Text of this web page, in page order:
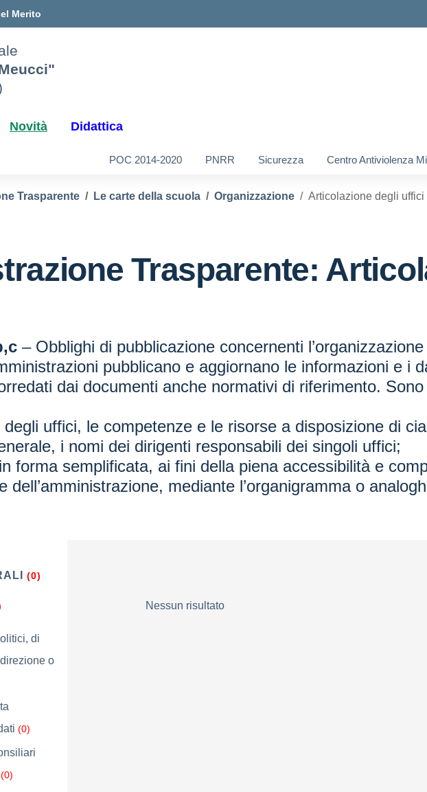
Merito
Novità Didattica
POC 2014-2020 PNRR Sicurezza Centro Antiviolenza
Trasparente Le carte della scuola Organizzazione Articolazione degli uffici
Trasparente:
– Obblighi di pubblicazione concernenti
pubblicano e aggiornano le informazioni e i
dai documenti anche normativi di riferimento.
degli uffici, le competenze e le risorse a disposizione di
i nomi dei dirigenti responsabili dei singoli uffici;
forma semplificata, ai fini della piena accessibilità e
dell’amministrazione, mediante l’organigramma o
(0)
di
o
(0)
(0)
Nessun risultato